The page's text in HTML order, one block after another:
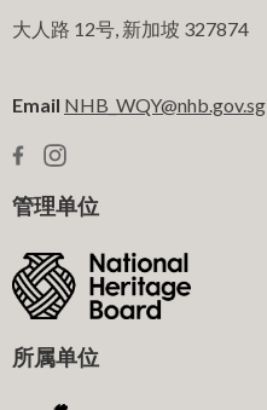
大人路 12号, 新加坡 327874
Email NHB_WQY@nhb.gov.sg
管理单位
所属单位